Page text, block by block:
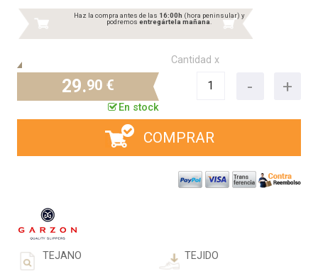
Haz la compra antes de las 16:00h (hora peninsular) y
podremos entregártela mañana.
29.90 €
En stock
Cantidad x
COMPRAR
TEJANO TEJIDO